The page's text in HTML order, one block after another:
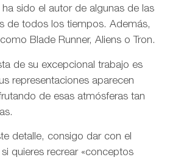
sido el autor de algunas de las
de todos los tiempos. Además,
Blade Runner, Aliens o Tron.
de su excepcional trabajo es
representaciones aparecen
de esas atmósferas tan
detalle, consigo dar con el
quieres recrear «conceptos